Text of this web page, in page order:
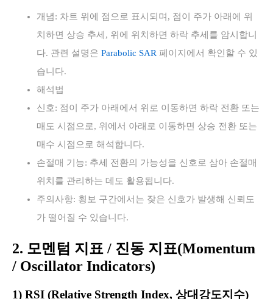
개념: 차트 위에 점으로 표시되며, 점이 주가 아래에 위
치하면 상승 추세, 위에 위치하면 하락 추세를 암시합니
다. 관련 설명은 Parabolic SAR 페이지에서 확인할 수 있
습니다.
해석법
신호: 점이 주가 아래에서 위로 이동하면 하락 전환 또는
매도 시점으로, 위에서 아래로 이동하면 상승 전환 또는
매수 시점으로 해석합니다.
손절매 기능: 추세 전환의 가능성을 신호로 삼아 손절매
위치를 관리하는 데도 활용됩니다.
주의사항: 횡보 구간에서는 잦은 신호가 발생해 신뢰도
가 떨어질 수 있습니다.
2. 모멘텀 지표 / 진동 지표(Momentum
/ Oscillator Indicators)
1) RSI (Relative Strength Index, 상대강도지수)